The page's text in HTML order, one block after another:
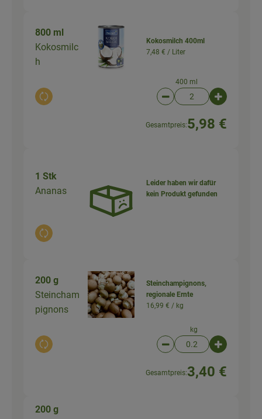
800 ml
Kokosmilc
h
Auswahl ändern
Kokosmilch 400ml
7,48 € / Liter
400 ml
Artikelanzahl
Gesamtpreis:5,98 €
1 Stk
Ananas
Auswahl ändern
Leider haben wir dafür
kein Produkt gefunden
200 g
Steincham
pignons
Auswahl ändern
Steinchampignons,
regionale Ernte
16,99 € / kg
kg
Artikelanzahl
Gesamtpreis:3,40 €
200 g